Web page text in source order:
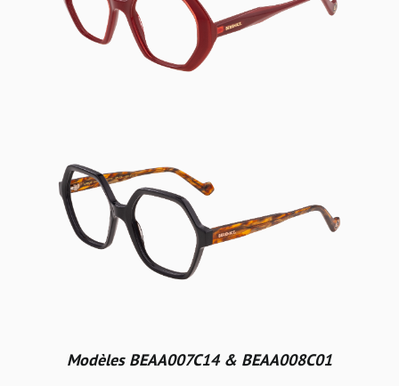
Modèles BEAA007C14 & BEAA008C01